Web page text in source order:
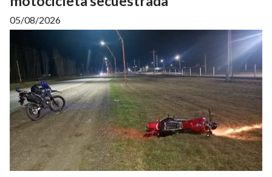
05/08/2026